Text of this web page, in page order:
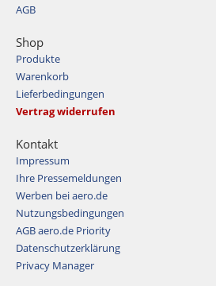
AGB
Shop
Produkte
Warenkorb
Lieferbedingungen
Vertrag widerrufen
Kontakt
Impressum
Ihre Pressemeldungen
Werben bei aero.de
Nutzungsbedingungen
AGB aero.de Priority
Datenschutzerklärung
Privacy Manager